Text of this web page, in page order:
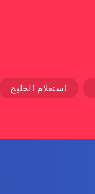
استعلام الخليج